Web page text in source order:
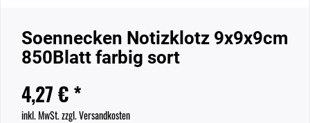
Soennecken Notizklotz 9x9x9cm
850Blatt farbig sort
4,27 € *
inkl. MwSt.zzgl. Versandkosten